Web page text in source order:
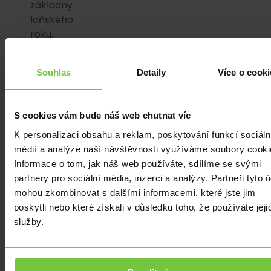
Souhlas Detaily Více o
S cookies vám bude náš web chutnat víc
K personalizaci obsahu a reklam, poskytování funkcí
médií a analýze naší návštěvnosti využíváme soubory
Informace o tom, jak náš web používáte, sdílíme se svými
partnery pro sociální média, inzerci a analýzy. Partneři tyto
mohou zkombinovat s dalšími informacemi, které jste jim
poskytli nebo které získali v důsledku toho, že používáte
služby.
základny
loňského
roku.
vyjádření
totiž
vzrostly
v
průměru
o
0,5
%
oproti
červnové
0,3